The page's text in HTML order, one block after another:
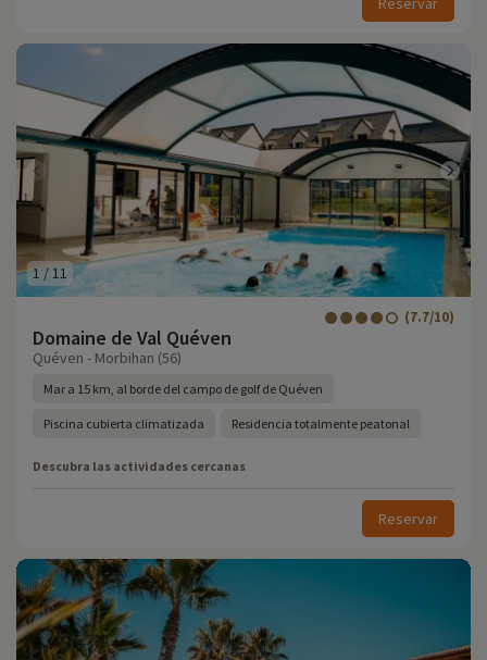
1/11
Domaine de Val Quéven
(7.7/10)
Quéven - Morbihan (56)
Mar a 15 km, al borde del campo de golf de Quéven
Piscina cubierta climatizada Residencia totalmente peatonal
Descubra las actividades cercanas
Reservar